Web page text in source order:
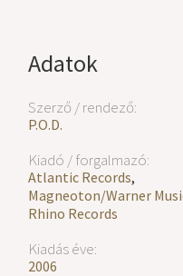
Adatok
Szerző / rendező:
P.O.D.
Kiadó / forgalmazó:
Atlantic Records,
Magneoton/Warner
Rhino Records
Kiadás éve:
2006